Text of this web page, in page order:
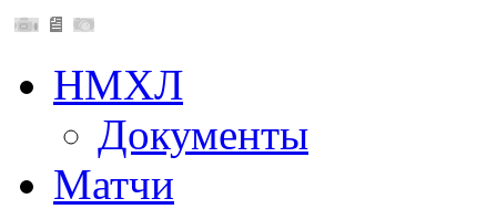
НМХЛ
Документы
Матчи